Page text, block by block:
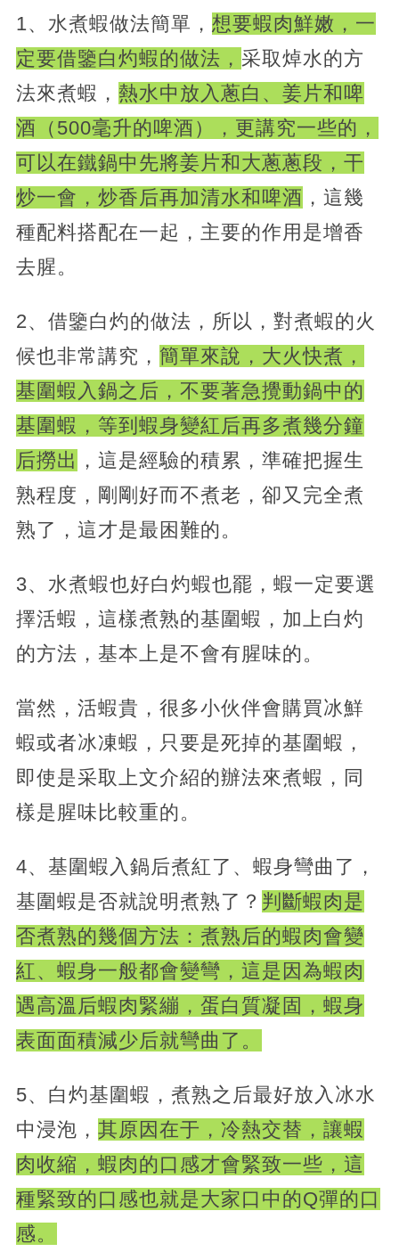
1、水煮蝦做法簡單， 想要蝦肉鮮嫩，一
定要借鑒白灼蝦的做法， 采取焯水的方
法來煮蝦， 熱水中放入蔥白、姜片和啤
酒（500毫升的啤酒），更講究一些的，
可以在鐵鍋中先將姜片和大蔥蔥段，干
炒一會，炒香后再加清水和啤酒 ，這幾
種配料搭配在一起，主要的作用是增香
去腥。
2、借鑒白灼的做法，所以，對煮蝦的火
候也非常講究， 簡單來說，大火快煮，
基圍蝦入鍋之后，不要著急攪動鍋中的
基圍蝦，等到蝦身變紅后再多煮幾分鐘
后撈出 ，這是經驗的積累，準確把握生
熟程度，剛剛好而不煮老，卻又完全煮
熟了，這才是最困難的。
3、水煮蝦也好白灼蝦也罷，蝦一定要選
擇活蝦，這樣煮熟的基圍蝦，加上白灼
的方法，基本上是不會有腥味的。
當然，活蝦貴，很多小伙伴會購買冰鮮
蝦或者冰凍蝦，只要是死掉的基圍蝦，
即使是采取上文介紹的辦法來煮蝦，同
樣是腥味比較重的。
4、基圍蝦入鍋后煮紅了、蝦身彎曲了，
基圍蝦是否就說明煮熟了？ 判斷蝦肉是
否煮熟的幾個方法：煮熟后的蝦肉會變
紅、蝦身一般都會變彎，這是因為蝦肉
遇高溫后蝦肉緊繃，蛋白質凝固，蝦身
表面面積減少后就彎曲了。
5、白灼基圍蝦，煮熟之后最好放入冰水
中浸泡， 其原因在于，冷熱交替，讓蝦
肉收縮，蝦肉的口感才會緊致一些，這
種緊致的口感也就是大家口中的Q彈的口
感。